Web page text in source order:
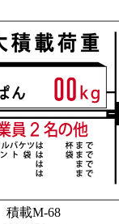
積載M-68